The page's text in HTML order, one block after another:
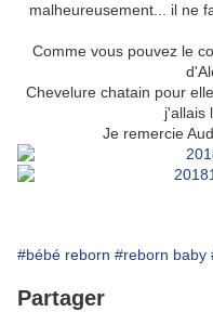
malheureusement... il ne
Comme vous pouvez le
Chevelure chatain pour
j'allais
Je remercie
#bébé reborn #reborn baby
Partager